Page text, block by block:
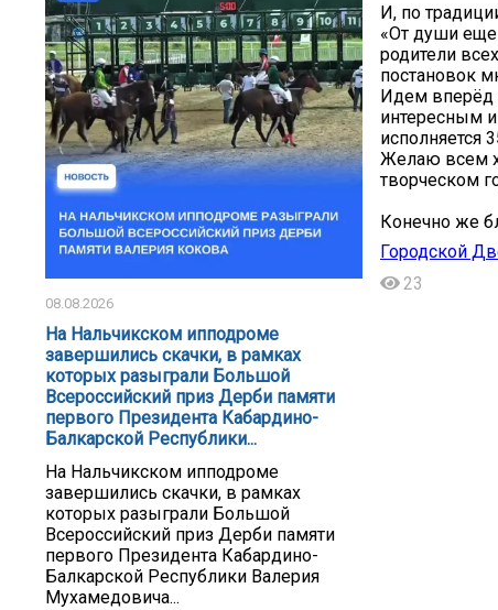
08.08.2026
На Нальчикском ипподроме
завершились скачки, в рамках
которых разыграли Большой
Всероссийский приз Дерби памяти
первого Президента Кабардино-
Балкарской Республики...
На Нальчикском ипподроме
завершились скачки, в рамках
которых разыграли Большой
Всероссийский приз Дерби памяти
первого Президента Кабардино-
Балкарской Республики Валерия
Мухамедовича...
И, по
«От души еще
родители
постановок
Идем вперёд
интересным
исполняется
Желаю всем
творческом
Конечно же
Городской
23